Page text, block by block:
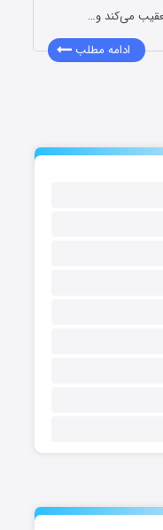
می‌کند و…
ادامه مطلب